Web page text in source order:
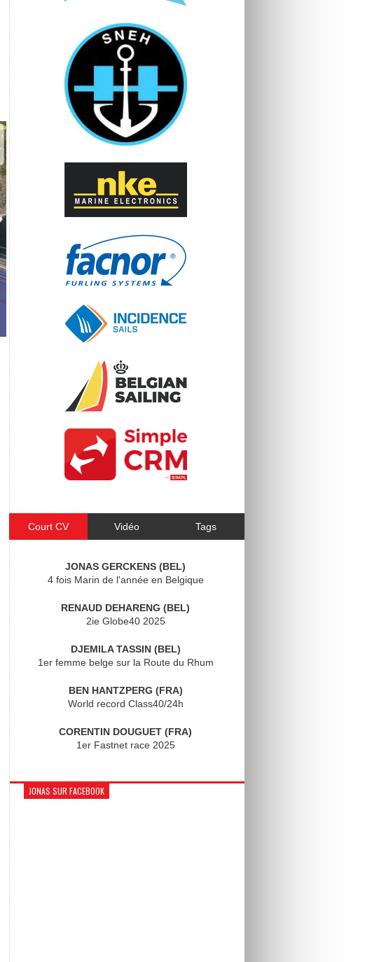
Court CV Vidéo Tags
JONAS GERCKENS (BEL)
4 fois Marin de l'année en Belgique
RENAUD DEHARENG (BEL)
2ie Globe40 2025
DJEMILA TASSIN (BEL)
1er femme belge sur la Route du Rhum
BEN HANTZPERG (FRA)
World record Class40/24h
CORENTIN DOUGUET (FRA)
1er Fastnet race 2025
JONAS SUR FACEBOOK